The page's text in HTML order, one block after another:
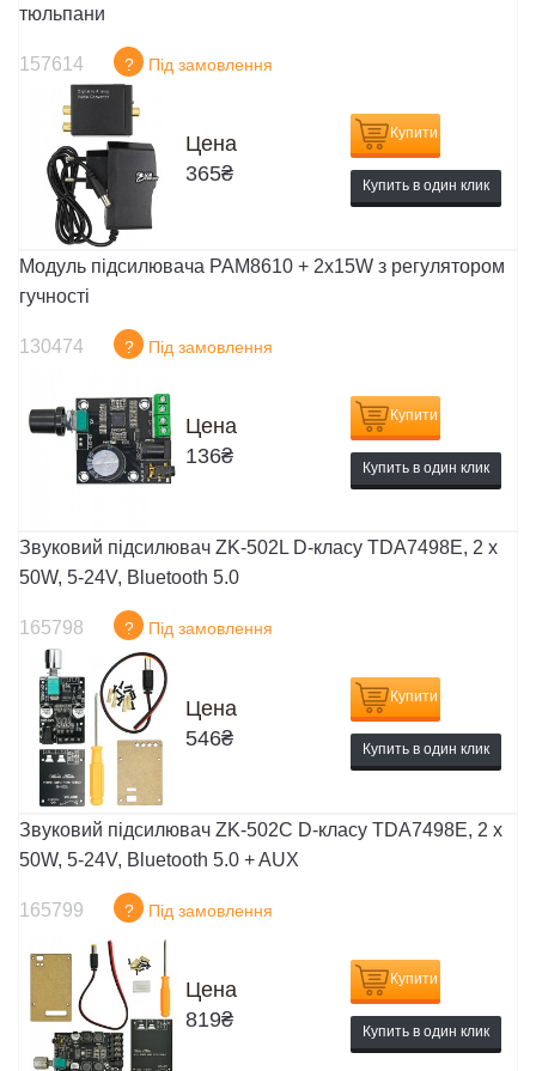
тюльпани
157614 ? Під замовлення
Цена
365₴
Купити
Купить в один клик
Модуль підсилювача PAM8610 + 2x15W з регулятором
гучності
130474 ? Під замовлення
Цена
136₴
Купити
Купить в один клик
Звуковий підсилювач ZK-502L D-класу TDA7498E, 2 x
50W, 5-24V, Bluetooth 5.0
165798 ? Під замовлення
Цена
546₴
Купити
Купить в один клик
Звуковий підсилювач ZK-502C D-класу TDA7498E, 2 x
50W, 5-24V, Bluetooth 5.0 + AUX
165799 ? Під замовлення
Цена
819₴
Купити
Купить в один клик